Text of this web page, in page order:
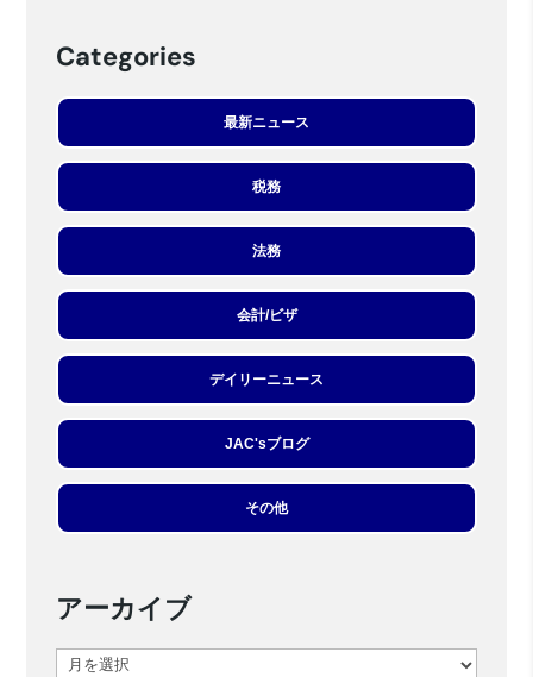
Categories
最新ニュース
税務
法務
会計/ビザ
デイリーニュース
JAC'sブログ
その他
アーカイブ
ア